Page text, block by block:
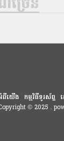
ច្រើន
ពីយើង កម្មវិធីទូរស័ព្ទ
© 2025 .